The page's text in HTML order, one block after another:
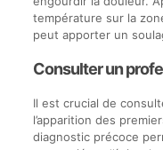
température sur la
peut apporter un
Consulter un
Il est crucial de
l’apparition des
diagnostic précoce